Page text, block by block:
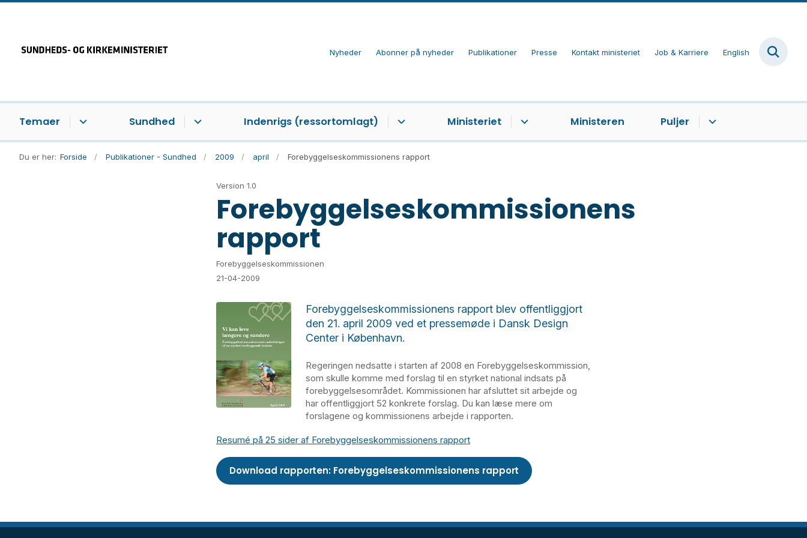
Nyheder Abonner på nyheder Publikationer Presse Kontakt ministeriet Job & Karriere English
Temaer Sundhed Indenrigs (ressortomlagt) Ministeriet Ministeren Puljer
Du er her: Forside Publikationer - Sundhed 2009 april Forebyggelseskommissionens rapport
Version 1.0
Forebyggelseskommissionens
rapport
Forebyggelseskommissionen
21-04-2009
Forebyggelseskommissionens rapport blev offentliggjort
den 21. april 2009 ved et pressemøde i Dansk Design
Center i København.
Regeringen nedsatte i starten af 2008 en Forebyggelseskommission,
som skulle komme med forslag til en styrket national indsats på
forebyggelsesområdet. Kommissionen har afsluttet sit arbejde og
har offentliggjort 52 konkrete forslag. Du kan læse mere om
forslagene og kommissionens arbejde i rapporten.
Resumé på 25 sider af Forebyggelseskommissionens rapport
Download rapporten: Forebyggelseskommissionens rapport